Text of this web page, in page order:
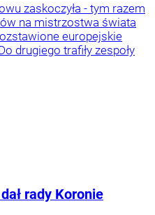
zaskoczyła - tym razem
na mistrzostwa świata
europejskie
drugiego trafiły zespoły
rady Koronie